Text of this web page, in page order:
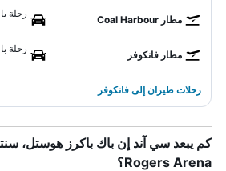
مطار Coal Harbour
رحلة
مطار فانكوفر
رحلة
رحلات طيران إلى فانكوفر
كم يبعد سي آند إن باك باكرز هوستل،
Rogers Arena؟